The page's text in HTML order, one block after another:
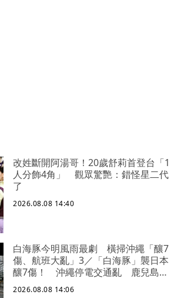
改姓斷開阿湯哥！20歲舒莉首登台「1
人分飾4角」 觀眾驚艷：錯怪星二代
了
2026.08.08 14:40
白海豚今明風雨最劇 橫掃沖繩「釀7
傷、航班大亂」3／「白海豚」襲日本
釀7傷！ 沖繩停電交通亂 鹿兒島建
築毀
2026.08.08 14:06